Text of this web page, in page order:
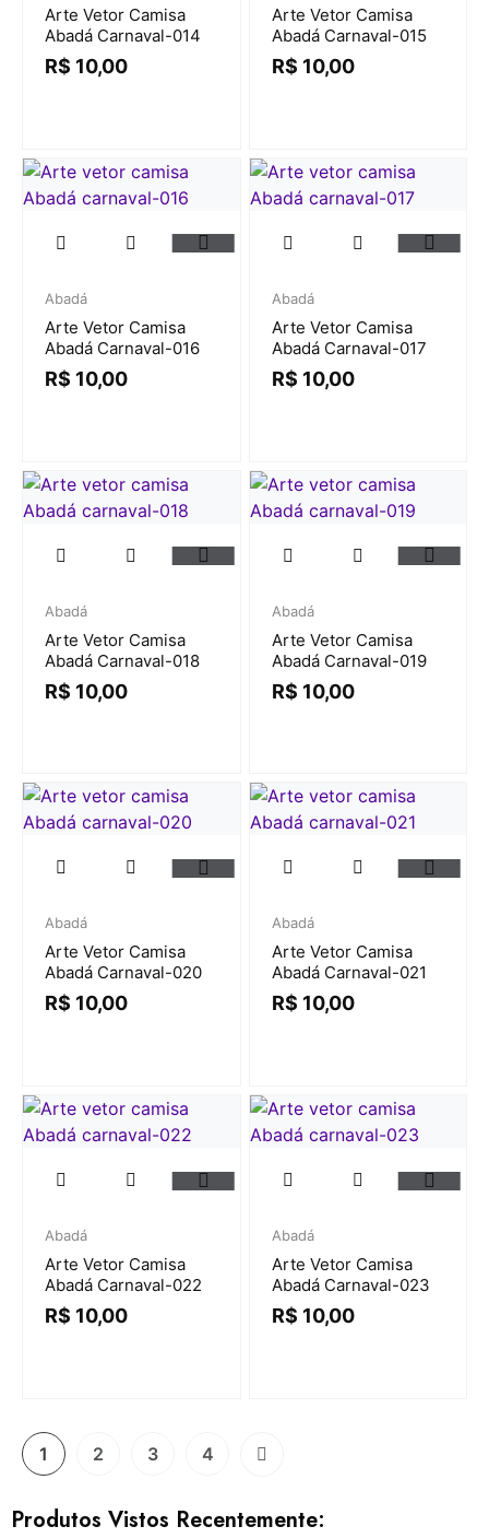
Arte Vetor Camisa
Abadá Carnaval-014
R$ 10,00
Arte Vetor Camisa
Abadá Carnaval-015
R$ 10,00
Abadá
Arte Vetor Camisa
Abadá Carnaval-016
R$ 10,00
Abadá
Arte Vetor Camisa
Abadá Carnaval-017
R$ 10,00
Abadá
Arte Vetor Camisa
Abadá Carnaval-018
R$ 10,00
Abadá
Arte Vetor Camisa
Abadá Carnaval-019
R$ 10,00
Abadá
Arte Vetor Camisa
Abadá Carnaval-020
R$ 10,00
Abadá
Arte Vetor Camisa
Abadá Carnaval-021
R$ 10,00
Abadá
Arte Vetor Camisa
Abadá Carnaval-022
R$ 10,00
Abadá
Arte Vetor Camisa
Abadá Carnaval-023
R$ 10,00
1 2 3 4
Produtos Vistos Recentemente: